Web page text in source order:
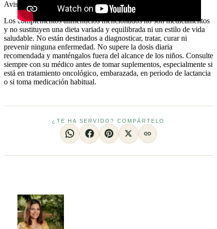
Aviso legal · complementos alimenticios
Los complementos alimenticios mencionados no son medicamentos
y no sustituyen una dieta variada y equilibrada ni un estilo de vida
saludable. No están destinados a diagnosticar, tratar, curar ni
prevenir ninguna enfermedad. No supere la dosis diaria
recomendada y manténgalos fuera del alcance de los niños. Consulte
siempre con su médico antes de tomar suplementos, especialmente si
está en tratamiento oncológico, embarazada, en periodo de lactancia
o si toma medicación habitual.
¿TE HA SERVIDO? COMPÁRTELO